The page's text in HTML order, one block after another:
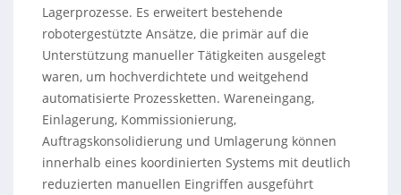
Lagerprozesse. Es erweitert bestehende
robotergestützte Ansätze, die primär auf die
Unterstützung manueller Tätigkeiten ausgelegt
waren, um hochverdichtete und weitgehend
automatisierte Prozessketten. Wareneingang,
Einlagerung, Kommissionierung,
Auftragskonsolidierung und Umlagerung können
innerhalb eines koordinierten Systems mit deutlich
reduzierten manuellen Eingriffen ausgeführt